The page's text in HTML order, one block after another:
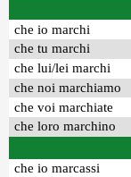
che io marchi
che tu marchi
che lui/lei marchi
che noi marchiamo
che voi marchiate
che loro marchino
che io marcassi